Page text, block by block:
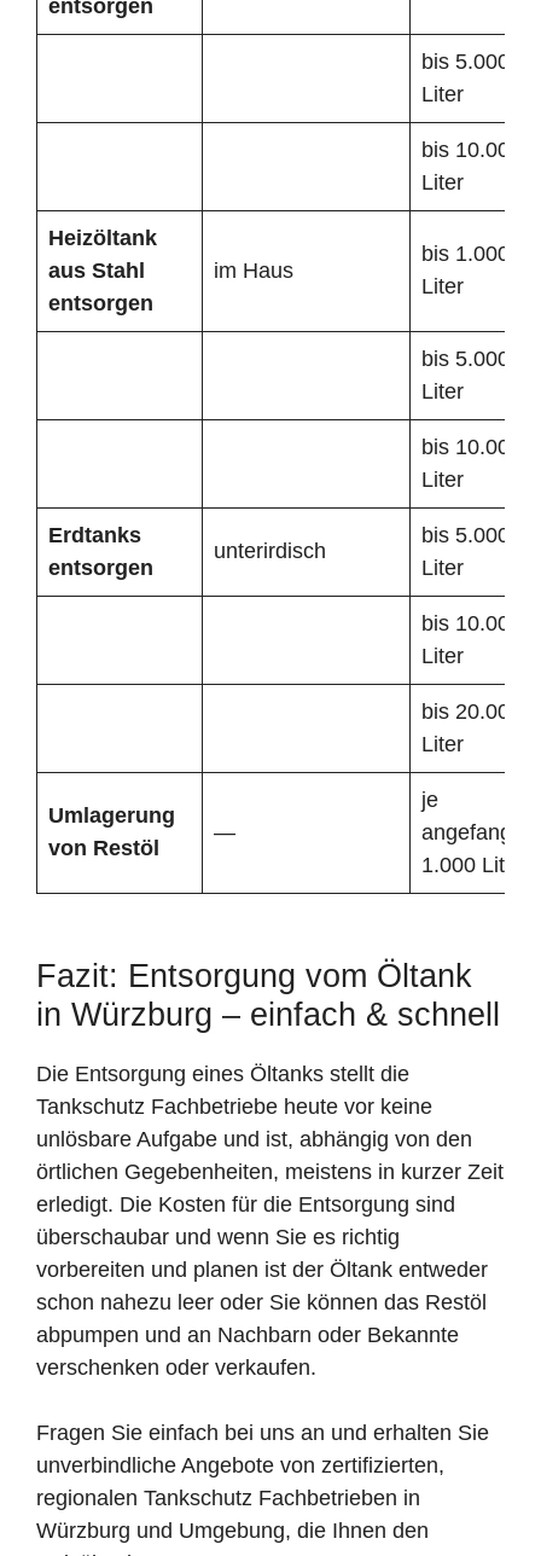
entsorgen
bis 5.000
Liter
bis 10.000
Liter
Heizöltank
aus Stahl
entsorgen
im Haus
bis 1.000
Liter
bis 5.000
Liter
bis 10.000
Liter
Erdtanks
entsorgen
unterirdisch
bis 5.000
Liter
bis 10.000
Liter
bis 20.000
Liter
Umlagerung
von Restöl
—
je
1.000 Liter
Fazit: Entsorgung vom Öltank
in Würzburg – einfach & schnell
Die Entsorgung eines Öltanks stellt die
Tankschutz Fachbetriebe heute vor keine
unlösbare Aufgabe und ist, abhängig von den
örtlichen Gegebenheiten, meistens in kurzer Zeit
erledigt. Die Kosten für die Entsorgung sind
überschaubar und wenn Sie es richtig
vorbereiten und planen ist der Öltank entweder
schon nahezu leer oder Sie können das Restöl
abpumpen und an Nachbarn oder Bekannte
verschenken oder verkaufen.
Fragen Sie einfach bei uns an und erhalten Sie
unverbindliche Angebote von zertifizierten,
regionalen Tankschutz Fachbetrieben in
Würzburg und Umgebung, die Ihnen den